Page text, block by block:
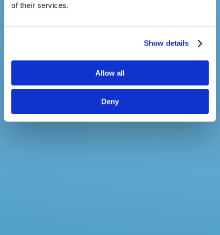
of their services.
Show details
Allow all
Deny